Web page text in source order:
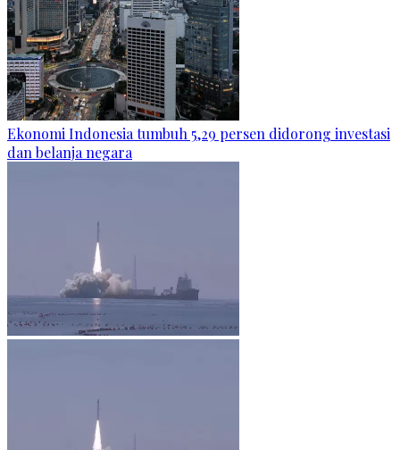
Ekonomi Indonesia tumbuh 5,29 persen didorong investasi
dan belanja negara